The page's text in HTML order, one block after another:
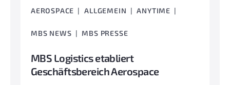
AEROSPACE ALLGEMEIN ANYTIME
MBS NEWS MBS PRESSE
MBS Logistics etabliert
Geschäftsbereich Aerospace